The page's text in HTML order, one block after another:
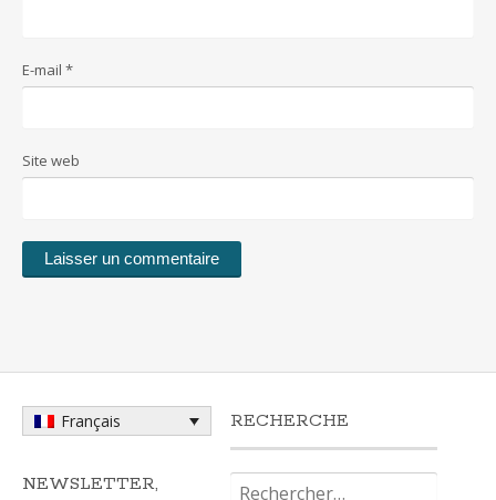
E-mail *
Site web
Français
NEWSLETTER,
RECHERCHE